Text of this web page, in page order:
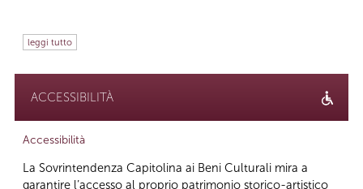
leggi tutto
ACCESSIBILITÀ
Accessibilità
La Sovrintendenza Capitolina ai Beni Culturali mira a
garantire l’accesso al proprio patrimonio storico-artistico